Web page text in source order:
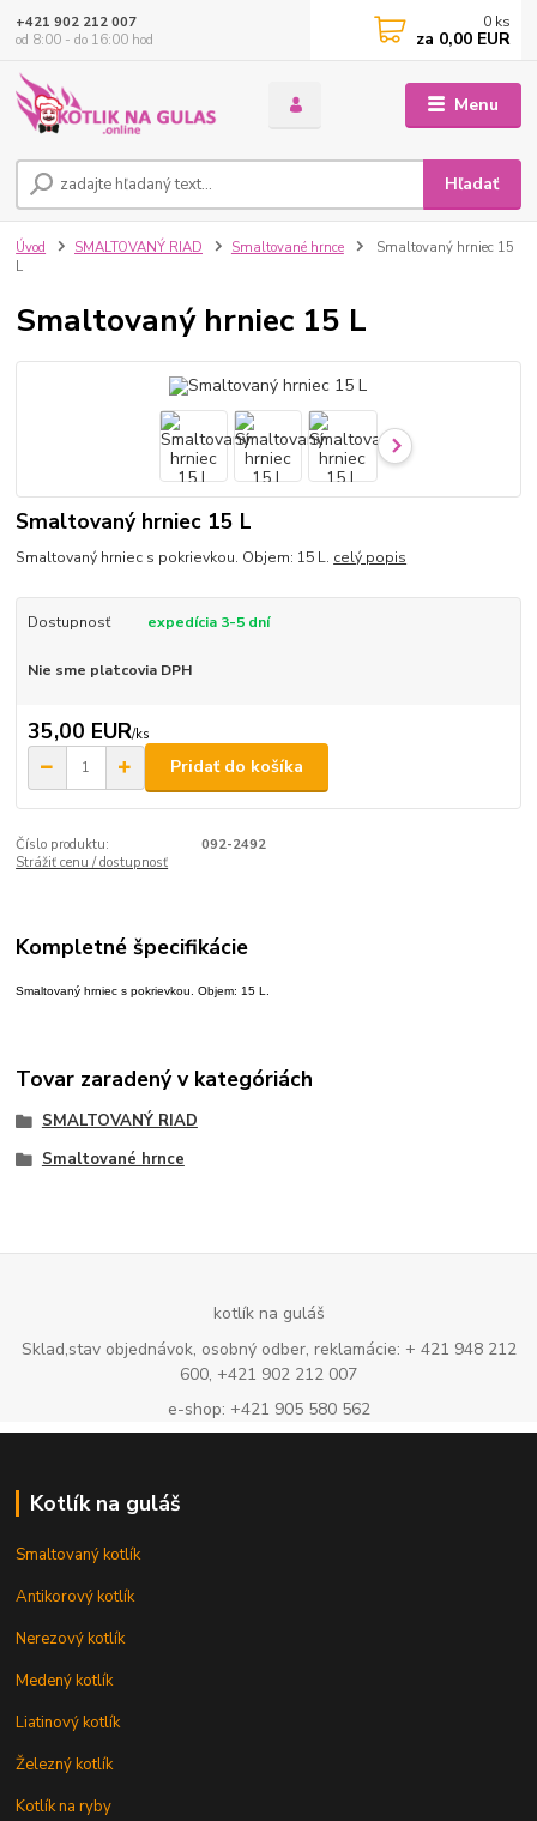
Menu
Hľadať
+421 902 212 007
od 8:00 - do 16:00 hod
0 ks
za 0,00 EUR
Úvod SMALTOVANÝ RIAD Smaltované hrnce
Smaltovaný hrniec 15
L
Smaltovaný hrniec 15 L
Smaltovaný hrniec 15 L
Smaltovaný hrniec s pokrievkou. Objem: 15 L. celý popis
Dostupnosť expedícia 3-5 dní
Nie sme platcovia DPH
35,00 EUR/ks
Pridať do košíka
Číslo produktu:
092-2492
Strážiť cenu / dostupnosť
Kompletné špecifikácie
Smaltovaný hrniec s pokrievkou. Objem: 15 L.
Tovar zaradený v kategóriách
SMALTOVANÝ RIAD
Smaltované hrnce
kotlík na guláš
Sklad,stav objednávok, osobný odber, reklamácie: + 421 948 212
600, +421 902 212 007
e-shop: +421 905 580 562
Kotlík na guláš
Smaltovaný kotlík
Antikorový kotlík
Nerezový kotlík
Medený kotlík
Liatinový kotlík
Železný kotlík
Kotlík na ryby